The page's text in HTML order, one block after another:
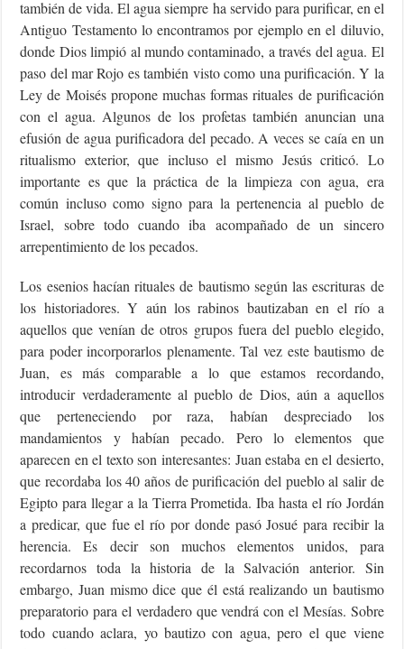
también de vida. El agua siempre ha servido para purificar, en el
Antiguo Testamento lo encontramos por ejemplo en el diluvio,
donde Dios limpió al mundo contaminado, a través del agua. El
paso del mar Rojo es también visto como una purificación. Y la
Ley de Moisés propone muchas formas rituales de purificación
con el agua. Algunos de los profetas también anuncian una
efusión de agua purificadora del pecado. A veces se caía en un
ritualismo exterior, que incluso el mismo Jesús criticó. Lo
importante es que la práctica de la limpieza con agua, era
común incluso como signo para la pertenencia al pueblo de
Israel, sobre todo cuando iba acompañado de un sincero
arrepentimiento de los pecados.
Los esenios hacían rituales de bautismo según las escrituras de
los historiadores. Y aún los rabinos bautizaban en el río a
aquellos que venían de otros grupos fuera del pueblo elegido,
para poder incorporarlos plenamente. Tal vez este bautismo de
Juan, es más comparable a lo que estamos recordando,
introducir verdaderamente al pueblo de Dios, aún a aquellos
que perteneciendo por raza, habían despreciado los
mandamientos y habían pecado. Pero lo elementos que
aparecen en el texto son interesantes: Juan estaba en el desierto,
que recordaba los 40 años de purificación del pueblo al salir de
Egipto para llegar a la Tierra Prometida. Iba hasta el río Jordán
a predicar, que fue el río por donde pasó Josué para recibir la
herencia. Es decir son muchos elementos unidos, para
recordarnos toda la historia de la Salvación anterior. Sin
embargo, Juan mismo dice que él está realizando un bautismo
preparatorio para el verdadero que vendrá con el Mesías. Sobre
todo cuando aclara, yo bautizo con agua, pero el que viene